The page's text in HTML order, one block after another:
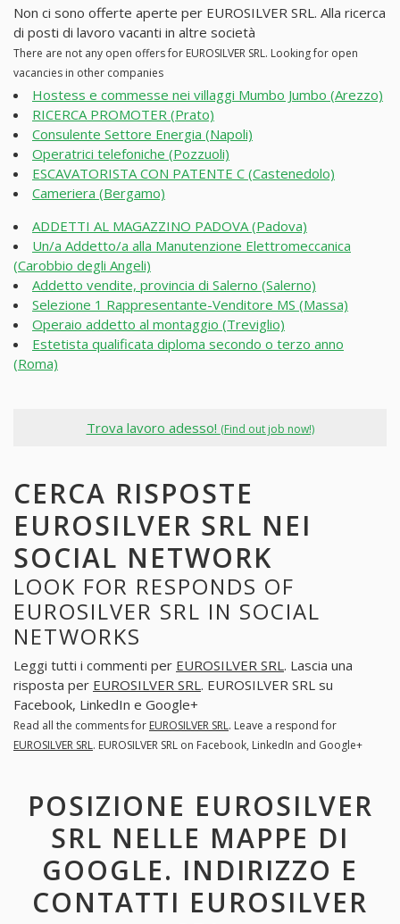
Non ci sono offerte aperte per EUROSILVER SRL. Alla ricerca
di posti di lavoro vacanti in altre società
There are not any open offers for EUROSILVER SRL. Looking for open
vacancies in other companies
Hostess e commesse nei villaggi Mumbo Jumbo (Arezzo)
RICERCA PROMOTER (Prato)
Consulente Settore Energia (Napoli)
Operatrici telefoniche (Pozzuoli)
ESCAVATORISTA CON PATENTE C (Castenedolo)
Cameriera (Bergamo)
ADDETTI AL MAGAZZINO PADOVA (Padova)
Un/a Addetto/a alla Manutenzione Elettromeccanica
(Carobbio degli Angeli)
Addetto vendite, provincia di Salerno (Salerno)
Selezione 1 Rappresentante-Venditore MS (Massa)
Operaio addetto al montaggio (Treviglio)
Estetista qualificata diploma secondo o terzo anno
(Roma)
Trova lavoro adesso! (Find out job now!)
CERCA RISPOSTE
EUROSILVER SRL NEI
SOCIAL NETWORK
LOOK FOR RESPONDS OF
EUROSILVER SRL IN SOCIAL
NETWORKS
Leggi tutti i commenti per EUROSILVER SRL. Lascia una
risposta per EUROSILVER SRL. EUROSILVER SRL su
Facebook, LinkedIn e Google+
Read all the comments for EUROSILVER SRL. Leave a respond for
EUROSILVER SRL. EUROSILVER SRL on Facebook, LinkedIn and Google+
POSIZIONE EUROSILVER
SRL NELLE MAPPE DI
GOOGLE. INDIRIZZO E
CONTATTI EUROSILVER